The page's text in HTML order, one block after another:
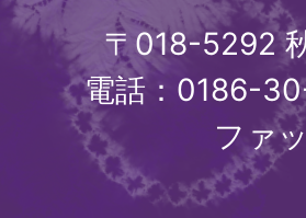
〒018-5292
電話：0186-
ファ